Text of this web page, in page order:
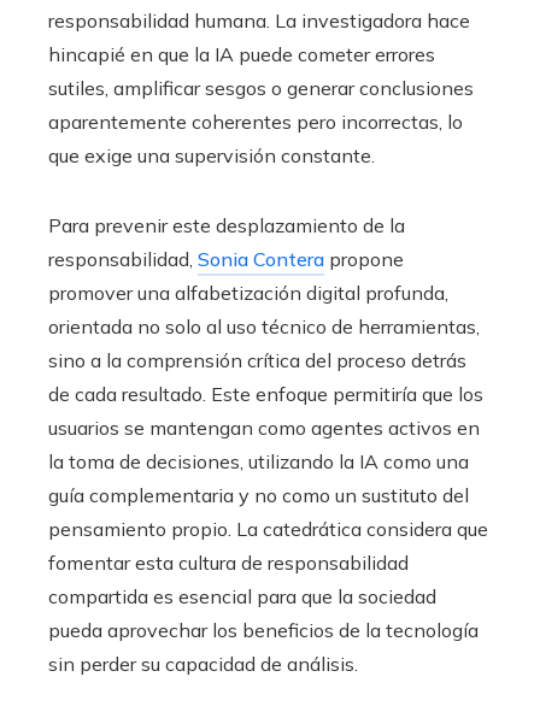
responsabilidad humana. La investigadora hace
hincapié en que la IA puede cometer errores
sutiles, amplificar sesgos o generar conclusiones
aparentemente coherentes pero incorrectas, lo
que exige una supervisión constante.
Para prevenir este desplazamiento de la
responsabilidad, Sonia Contera propone
promover una alfabetización digital profunda,
orientada no solo al uso técnico de herramientas,
sino a la comprensión crítica del proceso detrás
de cada resultado. Este enfoque permitiría que los
usuarios se mantengan como agentes activos en
la toma de decisiones, utilizando la IA como una
guía complementaria y no como un sustituto del
pensamiento propio. La catedrática considera que
fomentar esta cultura de responsabilidad
compartida es esencial para que la sociedad
pueda aprovechar los beneficios de la tecnología
sin perder su capacidad de análisis.